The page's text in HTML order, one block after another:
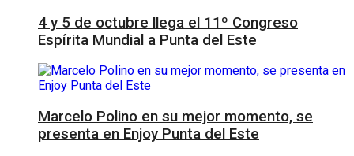
4 y 5 de octubre llega el 11º Congreso
Espírita Mundial a Punta del Este
Marcelo Polino en su mejor momento, se
presenta en Enjoy Punta del Este